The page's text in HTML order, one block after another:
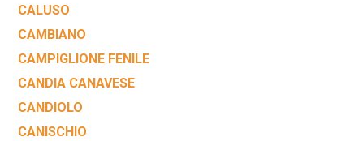
CALUSO
CAMBIANO
CAMPIGLIONE FENILE
CANDIA CANAVESE
CANDIOLO
CANISCHIO